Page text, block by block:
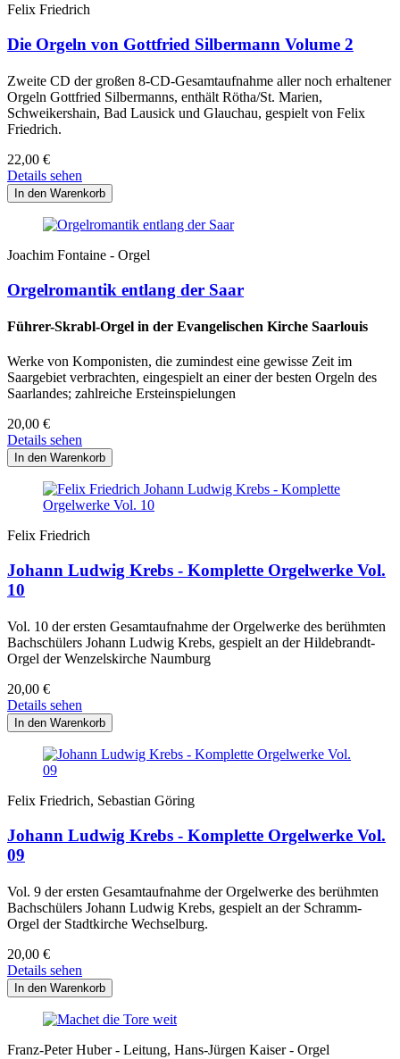
Felix Friedrich
Die Orgeln von Gottfried Silbermann Volume 2
Zweite CD der großen 8-CD-Gesamtaufnahme aller noch erhaltener
Orgeln Gottfried Silbermanns, enthält Rötha/St. Marien,
Schweikershain, Bad Lausick und Glauchau, gespielt von Felix
Friedrich.
22,00 €
Details sehen
Joachim Fontaine - Orgel
Orgelromantik entlang der Saar
Führer-Skrabl-Orgel in der Evangelischen Kirche Saarlouis
Werke von Komponisten, die zumindest eine gewisse Zeit im
Saargebiet verbrachten, eingespielt an einer der besten Orgeln des
Saarlandes; zahlreiche Ersteinspielungen
20,00 €
Details sehen
Felix Friedrich
Johann Ludwig Krebs - Komplette Orgelwerke Vol.
10
Vol. 10 der ersten Gesamtaufnahme der Orgelwerke des berühmten
Bachschülers Johann Ludwig Krebs, gespielt an der Hildebrandt-
Orgel der Wenzelskirche Naumburg
20,00 €
Details sehen
Felix Friedrich, Sebastian Göring
Johann Ludwig Krebs - Komplette Orgelwerke Vol.
09
Vol. 9 der ersten Gesamtaufnahme der Orgelwerke des berühmten
Bachschülers Johann Ludwig Krebs, gespielt an der Schramm-
Orgel der Stadtkirche Wechselburg.
20,00 €
Details sehen
Franz-Peter Huber - Leitung, Hans-Jürgen Kaiser - Orgel